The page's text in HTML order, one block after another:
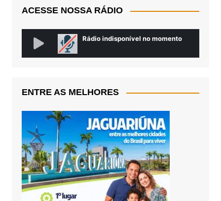
ACESSE NOSSA RÁDIO
ENTRE AS MELHORES